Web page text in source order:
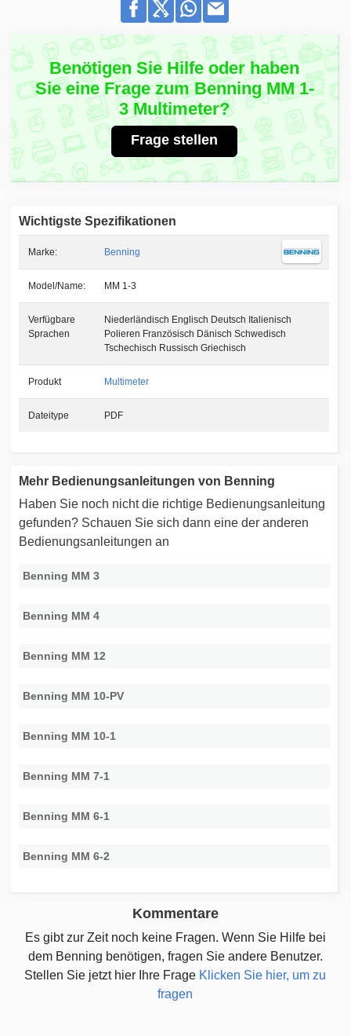
Benötigen Sie Hilfe oder haben
Sie eine Frage zum Benning MM 1-
3 Multimeter?
Frage stellen
Wichtigste Spezifikationen
Marke: Benning
Model/Name: MM 1-3
Verfügbare
Sprachen
Niederländisch Englisch Deutsch Italienisch
Polieren Französisch Dänisch Schwedisch
Tschechisch Russisch Griechisch
Produkt Multimeter
Dateitype PDF
Mehr Bedienungsanleitungen von Benning
Haben Sie noch nicht die richtige Bedienungsanleitung
gefunden? Schauen Sie sich dann eine der anderen
Bedienungsanleitungen an
Benning MM 3
Benning MM 4
Benning MM 12
Benning MM 10-PV
Benning MM 10-1
Benning MM 7-1
Benning MM 6-1
Benning MM 6-2
Kommentare
Es gibt zur Zeit noch keine Fragen. Wenn Sie Hilfe bei
dem Benning benötigen, fragen Sie andere Benutzer.
Stellen Sie jetzt hier Ihre Frage Klicken Sie hier, um zu
fragen